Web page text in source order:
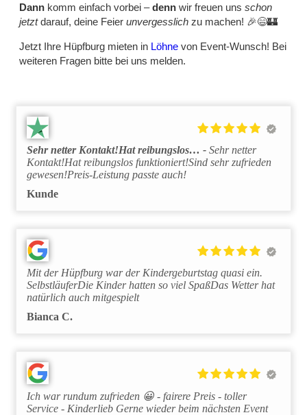
Dann komm einfach vorbei –denn wir freuen uns schon
jetztdarauf, deine Feier unvergesslich zu machen! 🎉😄🏰
Jetzt Ihre Hüpfburg mieten in Löhne von Event-Wunsch! Bei
weiteren Fragen bitte bei uns melden.
Sehr netter Kontakt!Hat reibungslos…
Sehr netter
Kontakt!Hat reibungslos funktioniert!Sind sehr zufrieden
gewesen!Preis-Leistung passte auch!
Kunde
Mit der Hüpfburg war der Kindergeburtstag quasi ein.
SelbstläuferDie Kinder hatten so viel SpaßDas Wetter hat
natürlich auch mitgespielt
Bianca C.
Ich war rundum zufrieden 😀 - fairere Preis - toller
Service - Kinderlieb Gerne wieder beim nächsten Event